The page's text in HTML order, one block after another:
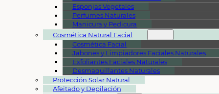
Esponjas Vegetales
Perfumes Naturales
Manicura y Pedicura
Cosmética Natural Facial
Cosmética Facial
Jabones y Limpiadores Faciales Naturales
Exfoliantes Faciales Naturales
Desmaquillantes Naturales
Protección Solar Natural
Afeitado y Depilación